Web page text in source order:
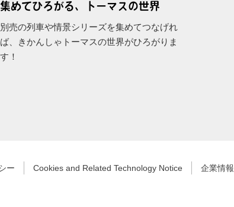
集めてひろがる、トーマスの世界
別売の列車や情景シリーズを集めてつなげれ
ば、きかんしゃトーマスの世界がひろがりま
す！
ー Cookies and Related Technology Notice 企業情報